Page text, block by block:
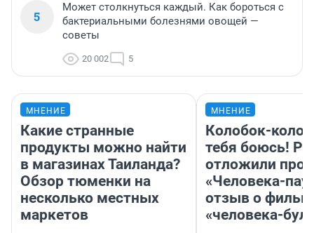
5
Может столкнуться каждый. Как бороться с
бактериальными болезнями овощей —
советы
20 002 5
МНЕНИЕ
Какие странные
продукты можно найти
в магазинах Таиланда?
Обзор тюменки на
несколько местных
маркетов
МНЕНИЕ
Колобок-
тебя боюсь!
отложили
«Человека-
отзыв о
«человека-